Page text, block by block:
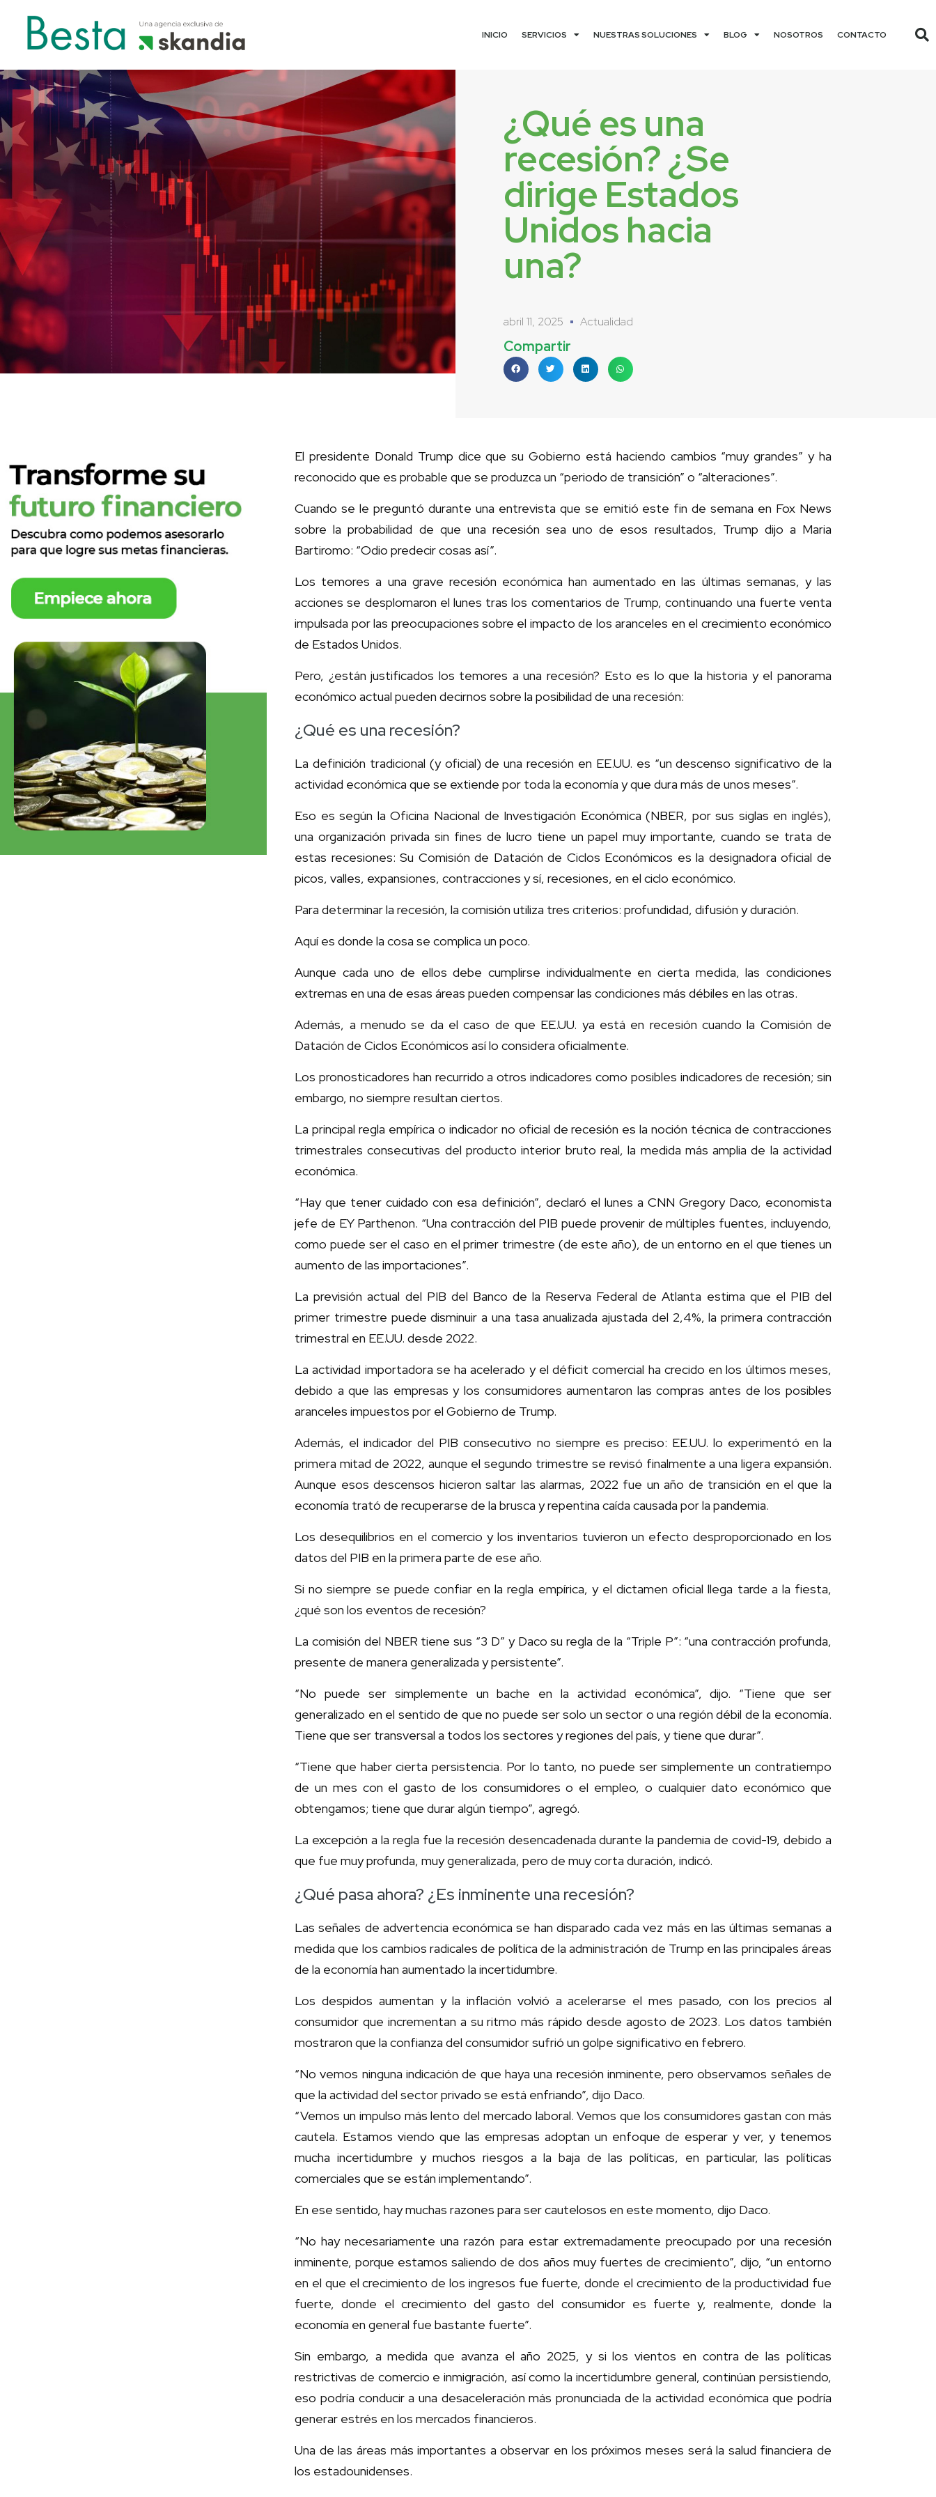
INICIO SERVICIOS NUESTRAS SOLUCIONES BLOG NOSOTROS CONTACTO
¿Qué es una
recesión? ¿Se
dirige Estados
Unidos hacia
una?
abril 11, 2025 Actualidad
Compartir
El presidente Donald Trump dice que su Gobierno está haciendo cambios “muy grandes” y ha
reconocido que es probable que se produzca un “periodo de transición” o “alteraciones”.
Cuando se le preguntó durante una entrevista que se emitió este fin de semana en Fox News
sobre la probabilidad de que una recesión sea uno de esos resultados, Trump dijo a Maria
Bartiromo: “Odio predecir cosas así”.
Los temores a una grave recesión económica han aumentado en las últimas semanas, y las
acciones se desplomaron el lunes tras los comentarios de Trump, continuando una fuerte venta
impulsada por las preocupaciones sobre el impacto de los aranceles en el crecimiento económico
de Estados Unidos.
Pero, ¿están justificados los temores a una recesión? Esto es lo que la historia y el panorama
económico actual pueden decirnos sobre la posibilidad de una recesión:
¿Qué es una recesión?
La definición tradicional (y oficial) de una recesión en EE.UU. es “un descenso significativo de la
actividad económica que se extiende por toda la economía y que dura más de unos meses”.
Eso es según la Oficina Nacional de Investigación Económica (NBER, por sus siglas en inglés),
una organización privada sin fines de lucro tiene un papel muy importante, cuando se trata de
estas recesiones: Su Comisión de Datación de Ciclos Económicos es la designadora oficial de
picos, valles, expansiones, contracciones y sí, recesiones, en el ciclo económico.
Para determinar la recesión, la comisión utiliza tres criterios: profundidad, difusión y duración.
Aquí es donde la cosa se complica un poco.
Aunque cada uno de ellos debe cumplirse individualmente en cierta medida, las condiciones
extremas en una de esas áreas pueden compensar las condiciones más débiles en las otras.
Además, a menudo se da el caso de que EE.UU. ya está en recesión cuando la Comisión de
Datación de Ciclos Económicos así lo considera oficialmente.
Los pronosticadores han recurrido a otros indicadores como posibles indicadores de recesión; sin
embargo, no siempre resultan ciertos.
La principal regla empírica o indicador no oficial de recesión es la noción técnica de contracciones
trimestrales consecutivas del producto interior bruto real, la medida más amplia de la actividad
económica.
“Hay que tener cuidado con esa definición”, declaró el lunes a CNN Gregory Daco, economista
jefe de EY Parthenon. “Una contracción del PIB puede provenir de múltiples fuentes, incluyendo,
como puede ser el caso en el primer trimestre (de este año), de un entorno en el que tienes un
aumento de las importaciones”.
La previsión actual del PIB del Banco de la Reserva Federal de Atlanta estima que el PIB del
primer trimestre puede disminuir a una tasa anualizada ajustada del 2,4%, la primera contracción
trimestral en EE.UU. desde 2022.
La actividad importadora se ha acelerado y el déficit comercial ha crecido en los últimos meses,
debido a que las empresas y los consumidores aumentaron las compras antes de los posibles
aranceles impuestos por el Gobierno de Trump.
Además, el indicador del PIB consecutivo no siempre es preciso: EE.UU. lo experimentó en la
primera mitad de 2022, aunque el segundo trimestre se revisó finalmente a una ligera expansión.
Aunque esos descensos hicieron saltar las alarmas, 2022 fue un año de transición en el que la
economía trató de recuperarse de la brusca y repentina caída causada por la pandemia.
Los desequilibrios en el comercio y los inventarios tuvieron un efecto desproporcionado en los
datos del PIB en la primera parte de ese año.
Si no siempre se puede confiar en la regla empírica, y el dictamen oficial llega tarde a la fiesta,
¿qué son los eventos de recesión?
La comisión del NBER tiene sus “3 D” y Daco su regla de la “Triple P”: “una contracción profunda,
presente de manera generalizada y persistente”.
“No puede ser simplemente un bache en la actividad económica”, dijo. “Tiene que ser
generalizado en el sentido de que no puede ser solo un sector o una región débil de la economía.
Tiene que ser transversal a todos los sectores y regiones del país, y tiene que durar”.
“Tiene que haber cierta persistencia. Por lo tanto, no puede ser simplemente un contratiempo
de un mes con el gasto de los consumidores o el empleo, o cualquier dato económico que
obtengamos; tiene que durar algún tiempo”, agregó.
La excepción a la regla fue la recesión desencadenada durante la pandemia de covid-19, debido a
que fue muy profunda, muy generalizada, pero de muy corta duración, indicó.
¿Qué pasa ahora? ¿Es inminente una recesión?
Las señales de advertencia económica se han disparado cada vez más en las últimas semanas a
medida que los cambios radicales de política de la administración de Trump en las principales áreas
de la economía han aumentado la incertidumbre.
Los despidos aumentan y la inflación volvió a acelerarse el mes pasado, con los precios al
consumidor que incrementan a su ritmo más rápido desde agosto de 2023. Los datos también
mostraron que la confianza del consumidor sufrió un golpe significativo en febrero.
“No vemos ninguna indicación de que haya una recesión inminente, pero observamos señales de
que la actividad del sector privado se está enfriando”, dijo Daco.
“Vemos un impulso más lento del mercado laboral. Vemos que los consumidores gastan con más
cautela. Estamos viendo que las empresas adoptan un enfoque de esperar y ver, y tenemos
mucha incertidumbre y muchos riesgos a la baja de las políticas, en particular, las políticas
comerciales que se están implementando”.
En ese sentido, hay muchas razones para ser cautelosos en este momento, dijo Daco.
“No hay necesariamente una razón para estar extremadamente preocupado por una recesión
inminente, porque estamos saliendo de dos años muy fuertes de crecimiento”, dijo, “un entorno
en el que el crecimiento de los ingresos fue fuerte, donde el crecimiento de la productividad fue
fuerte, donde el crecimiento del gasto del consumidor es fuerte y, realmente, donde la
economía en general fue bastante fuerte”.
Sin embargo, a medida que avanza el año 2025, y si los vientos en contra de las políticas
restrictivas de comercio e inmigración, así como la incertidumbre general, continúan persistiendo,
eso podría conducir a una desaceleración más pronunciada de la actividad económica que podría
generar estrés en los mercados financieros.
Una de las áreas más importantes a observar en los próximos meses será la salud financiera de
los estadounidenses.